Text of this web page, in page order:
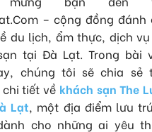
– cộng đồng đánh
du lịch, ẩm thực, dịch
tại Đà Lạt. Trong bài
chúng tôi sẽ chia sẻ
tiết về khách sạn The
Lạt, một địa điểm lưu
cho những ai yêu